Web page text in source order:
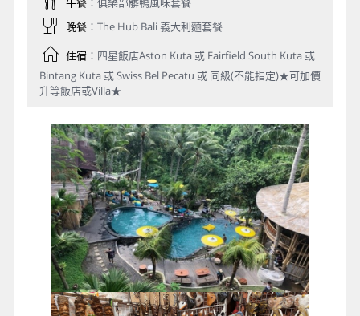
午餐：俱樂部髒鴨風味套餐
晚餐：The Hub Bali 義大利麵套餐
住宿：四星飯店Aston Kuta 或 Fairfield South Kuta 或
Bintang Kuta 或 Swiss Bel Pecatu 或 同級(不能指定)★可加價
升等飯店或Villa★